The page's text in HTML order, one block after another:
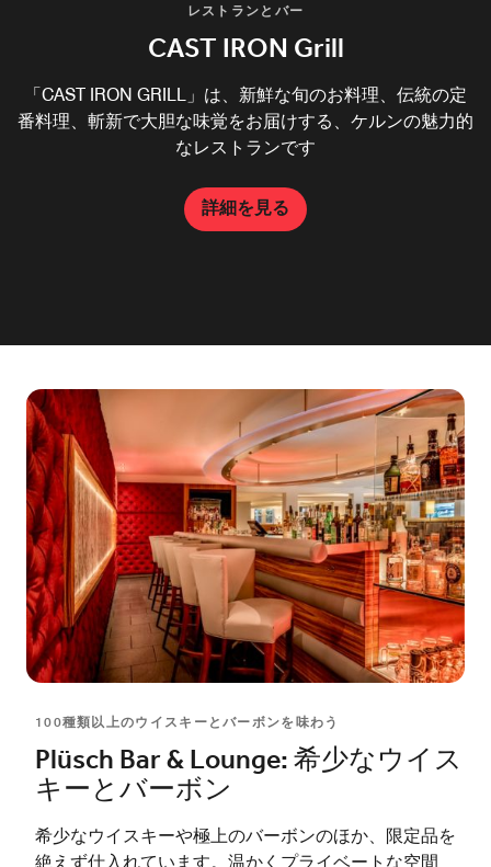
レストランとバー
CAST IRON Grill
「CAST IRON GRILL」は、新鮮な旬のお料理、伝統の定
番料理、斬新で大胆な味覚をお届けする、ケルンの魅力的
なレストランです
詳細を見る
レストランとバー
Plüsch Bar & Lounge
希少なウイスキー、バーボン、カクテルで知られるケルン
のバー「Plüsch Bar & Lounge」でゆっくりとおくつろぎ
ください。ホテルにご宿泊のお客様も地元の方も歓迎いた
詳細を見る
100種類以上のウイスキーとバーボンを味わう
Plüsch Bar & Lounge: 希少なウイス
キーとバーボン
希少なウイスキーや極上のバーボンのほか、限定品を
絶えず仕入れています。温かくプライベートな空間